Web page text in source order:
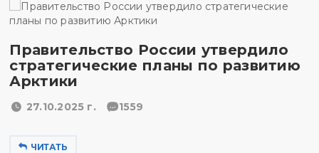
Правительство России утвердило
стратегические планы по развитию
Арктики
27.10.2025 г. 1559
ЧИТАТЬ